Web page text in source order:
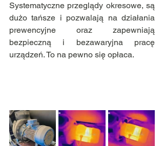
Systematyczne przeglądy okresowe, są
dużo tańsze i pozwalają na działania
prewencyjne oraz zapewniają
bezpieczną i bezawaryjna pracę
urządzeń. To na pewno się opłaca.